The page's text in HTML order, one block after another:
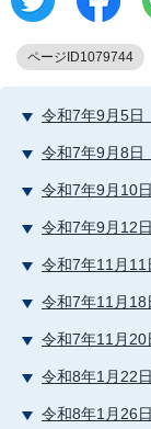
ページID1079744
令和7年9月5
令和7年9月8
令和7年9月10
令和7年9月12
令和7年11月
令和7年11月
令和7年11月
令和8年1月22
令和8年1月26